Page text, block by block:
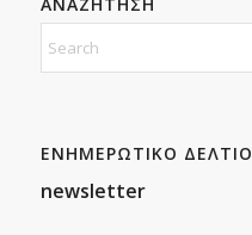
ΕΝΗΜΕΡΩΤΙΚΟ ΔΕΛΤΙΟ
newsletter